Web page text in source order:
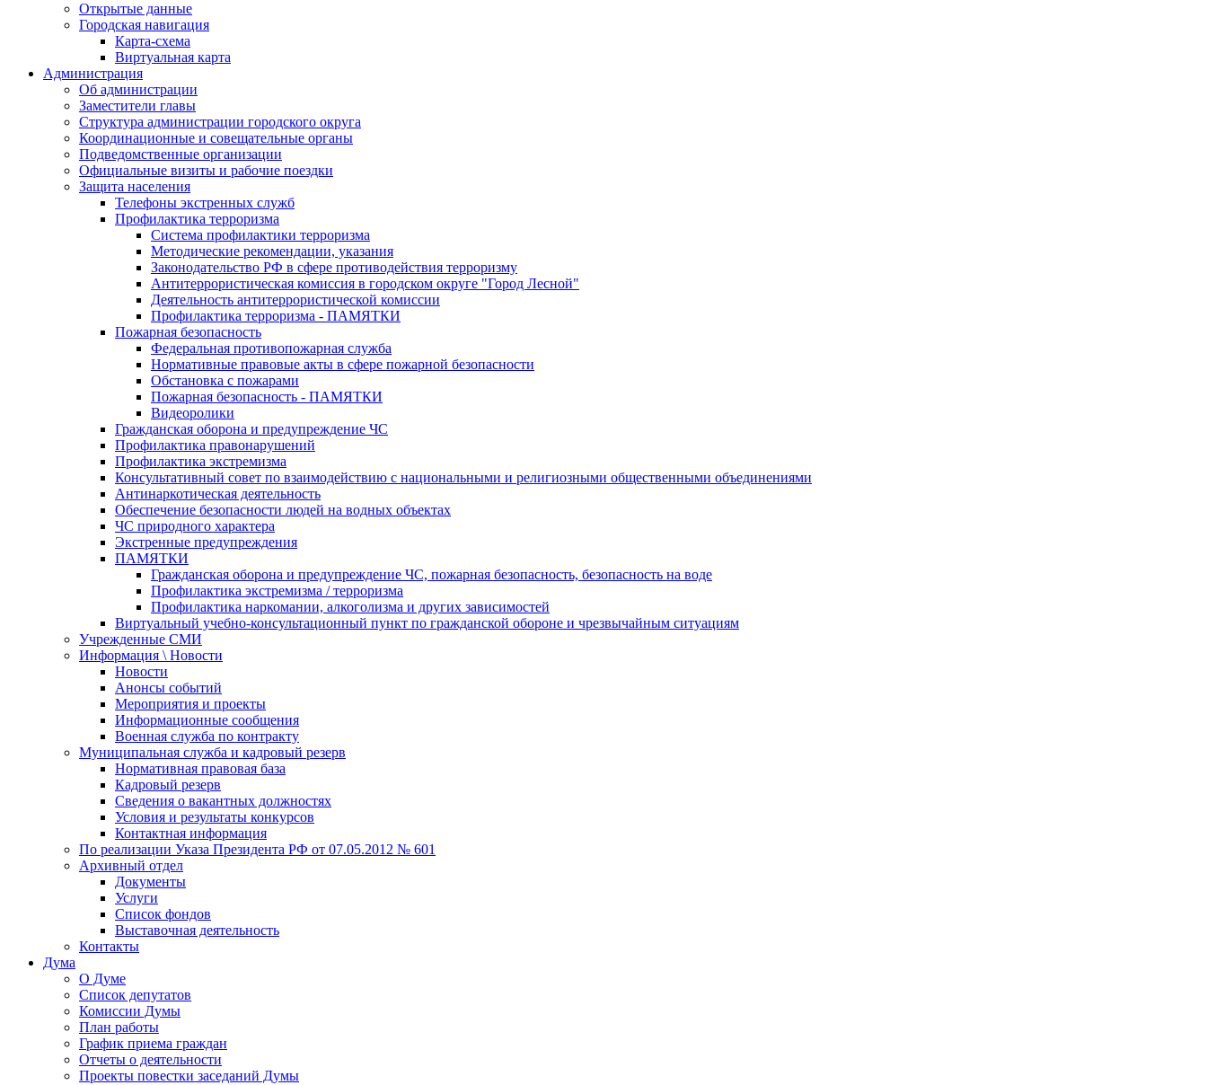
Открытые данные
Городская навигация
Карта-схема
Виртуальная карта
Администрация
Об администрации
Заместители главы
Структура администрации городского округа
Координационные и совещательные органы
Подведомственные организации
Официальные визиты и рабочие поездки
Защита населения
Телефоны экстренных служб
Профилактика терроризма
Система профилактики терроризма
Методические рекомендации, указания
Законодательство РФ в сфере противодействия терроризму
Антитеррористическая комиссия в городском округе "Город Лесной"
Деятельность антитеррористической комиссии
Профилактика терроризма - ПАМЯТКИ
Пожарная безопасность
Федеральная противопожарная служба
Нормативные правовые акты в сфере пожарной безопасности
Обстановка с пожарами
Пожарная безопасность - ПАМЯТКИ
Видеоролики
Гражданская оборона и предупреждение ЧС
Профилактика правонарушений
Профилактика экстремизма
Консультативный совет по взаимодействию с национальными и религиозными общественными объединениями
Антинаркотическая деятельность
Обеспечение безопасности людей на водных объектах
ЧС природного характера
Экстренные предупреждения
ПАМЯТКИ
Гражданская оборона и предупреждение ЧС, пожарная безопасность, безопасность на воде
Профилактика экстремизма / терроризма
Профилактика наркомании, алкоголизма и других зависимостей
Виртуальный учебно-консультационный пункт по гражданской обороне и чрезвычайным ситуациям
Учрежденные СМИ
Информация \ Новости
Новости
Анонсы событий
Мероприятия и проекты
Информационные сообщения
Военная служба по контракту
Муниципальная служба и кадровый резерв
Нормативная правовая база
Кадровый резерв
Сведения о вакантных должностях
Условия и результаты конкурсов
Контактная информация
По реализации Указа Президента РФ от 07.05.2012 № 601
Архивный отдел
Документы
Услуги
Список фондов
Выставочная деятельность
Контакты
Дума
О Думе
Список депутатов
Комиссии Думы
План работы
График приема граждан
Отчеты о деятельности
Проекты повестки заседаний Думы